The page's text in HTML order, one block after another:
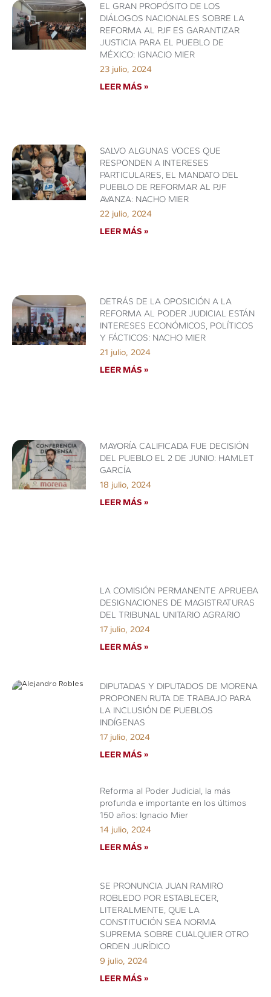
EL GRAN PROPÓSITO DE LOS
DIÁLOGOS NACIONALES SOBRE LA
REFORMA AL PJF ES GARANTIZAR
JUSTICIA PARA EL PUEBLO DE
MÉXICO: IGNACIO MIER
23 julio, 2024
LEER MÁS »
SALVO ALGUNAS VOCES QUE
RESPONDEN A INTERESES
PARTICULARES, EL MANDATO DEL
PUEBLO DE REFORMAR AL PJF
AVANZA: NACHO MIER
22 julio, 2024
LEER MÁS »
DETRÁS DE LA OPOSICIÓN A LA
REFORMA AL PODER JUDICIAL ESTÁN
INTERESES ECONÓMICOS, POLÍTICOS
Y FÁCTICOS: NACHO MIER
21 julio, 2024
LEER MÁS »
MAYORÍA CALIFICADA FUE DECISIÓN
DEL PUEBLO EL 2 DE JUNIO: HAMLET
GARCÍA
18 julio, 2024
LEER MÁS »
LA COMISIÓN PERMANENTE APRUEBA
DESIGNACIONES DE MAGISTRATURAS
DEL TRIBUNAL UNITARIO AGRARIO
17 julio, 2024
LEER MÁS »
DIPUTADAS Y DIPUTADOS DE MORENA
PROPONEN RUTA DE TRABAJO PARA
LA INCLUSIÓN DE PUEBLOS
INDÍGENAS
17 julio, 2024
LEER MÁS »
Reforma al Poder Judicial, la más
profunda e importante en los últimos
150 años: Ignacio Mier
14 julio, 2024
LEER MÁS »
SE PRONUNCIA JUAN RAMIRO
ROBLEDO POR ESTABLECER,
LITERALMENTE, QUE LA
CONSTITUCIÓN SEA NORMA
SUPREMA SOBRE CUALQUIER OTRO
ORDEN JURÍDICO
9 julio, 2024
LEER MÁS »